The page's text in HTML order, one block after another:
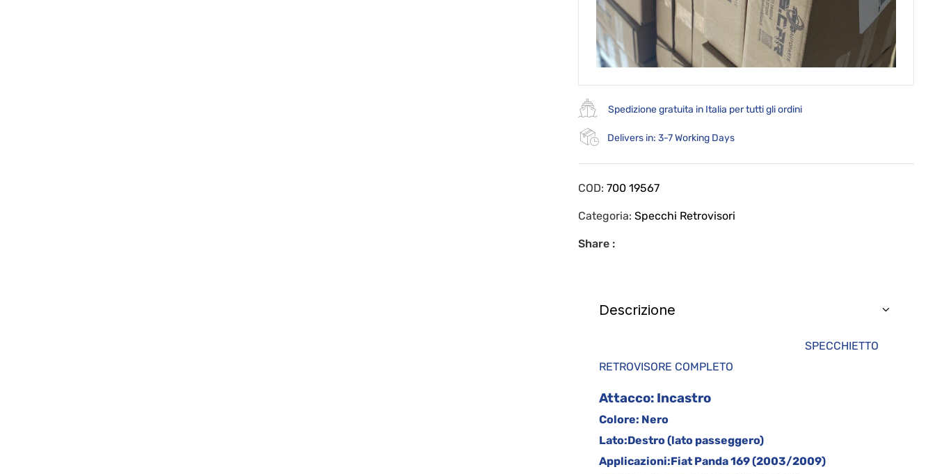
Spedizione gratuita in Italia per tutti gli ordini
Delivers in: 3-7 Working Days
COD:700 19567
Categoria:Specchi Retrovisori
Share :
Descrizione
SPECCHIETTO
RETROVISORE COMPLETO
Attacco: Incastro
Colore: Nero
Lato:Destro (lato passeggero)
Applicazioni:Fiat Panda 169 (2003/2009)